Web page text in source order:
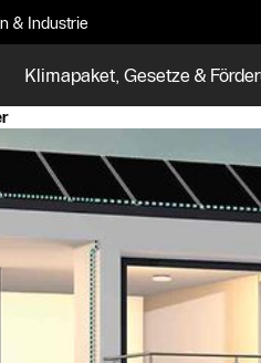
& Industrie
Klimapaket, Gesetze &